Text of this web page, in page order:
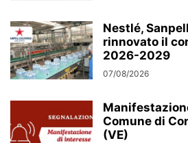
Nestlé,
rinnovato il
2026-2029
07/08/2026
Comune di
(VE)